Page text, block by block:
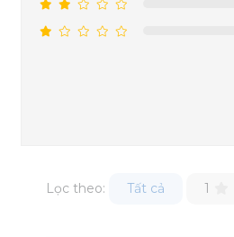
Lọc theo: Tất cả 1